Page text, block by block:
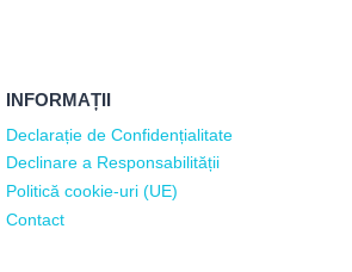
INFORMAȚII
Declarație de Confidențialitate
Declinare a Responsabilității
Politică cookie-uri (UE)
Contact